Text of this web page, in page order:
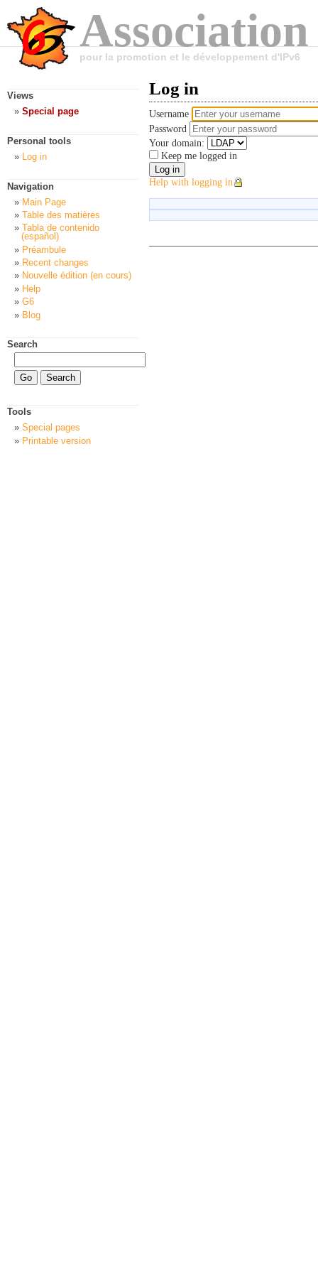
pour la promotion et le développement d'IPv6
Log in
Username
Password
Your domain:
Keep me logged in
Help with logging in
Views
Special page
Personal tools
Log in
Navigation
Main Page
Table des matières
Tabla de contenido
(español)
Préambule
Recent changes
Nouvelle édition (en cours)
Help
G6
Blog
Search
Tools
Special pages
Printable version